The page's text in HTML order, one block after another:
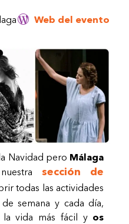
Web del evento
Navidad pero Málaga
sección de
todas las actividades
semana y cada día,
vida más fácil y os